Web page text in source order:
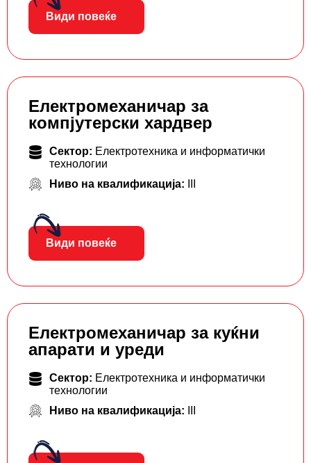
Види повеќе
Електромеханичар за
компјутерски хардвер
Сектор: Електротехника и информатички
технологии
Ниво на квалификација:
Види повеќе
Електромеханичар за куќни
апарати и уреди
Сектор: Електротехника и информатички
технологии
Ниво на квалификација: